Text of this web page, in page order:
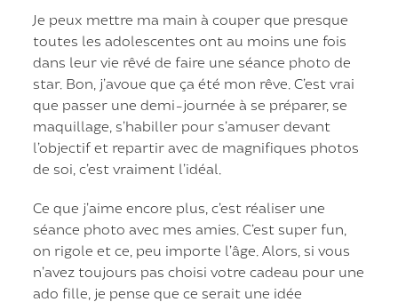
Je peux mettre ma main à couper que presque
toutes les adolescentes ont au moins une fois
dans leur vie rêvé de faire une séance photo de
star. Bon, j’avoue que ça été mon rêve. C’est vrai
que passer une demi-journée à se préparer, se
maquillage, s’habiller pour s’amuser devant
l’objectif et repartir avec de magnifiques photos
de soi, c’est vraiment l’idéal.
Ce que j’aime encore plus, c’est réaliser une
séance photo avec mes amies. C’est super fun,
on rigole et ce, peu importe l’âge. Alors, si vous
n’avez toujours pas choisi votre cadeau pour une
ado fille, je pense que ce serait une idée